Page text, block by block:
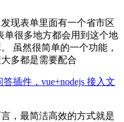
现表单里面有一个省市区
单很多地方都会用到这个地
虽然很简单的一个功能，
多都是需要配合
插件，vue+nodejs 接入文
，最简洁高效的方式就是